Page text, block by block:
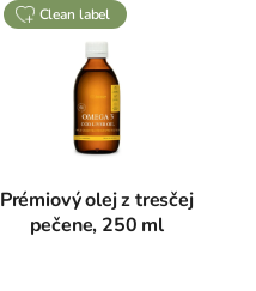
clean label
Prémiový olej z tresčej
pečene, 250 ml